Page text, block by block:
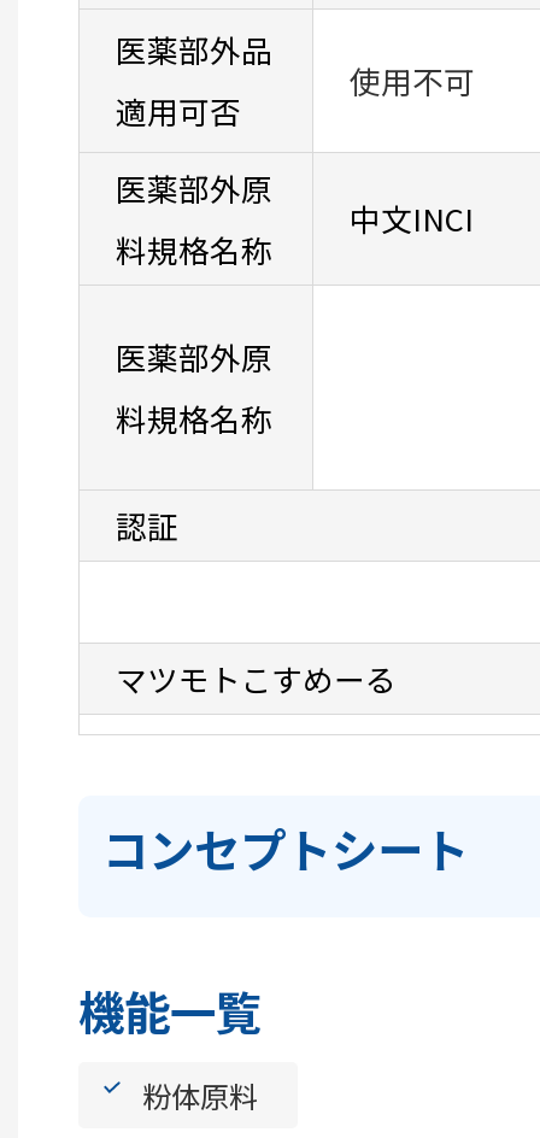
医薬部外品
適用可否
使用不可
医薬部外原
料規格名称
中文INCI
医薬部外原
料規格名称
認証
マツモトこすめーる
コンセプトシート
機能一覧
粉体原料